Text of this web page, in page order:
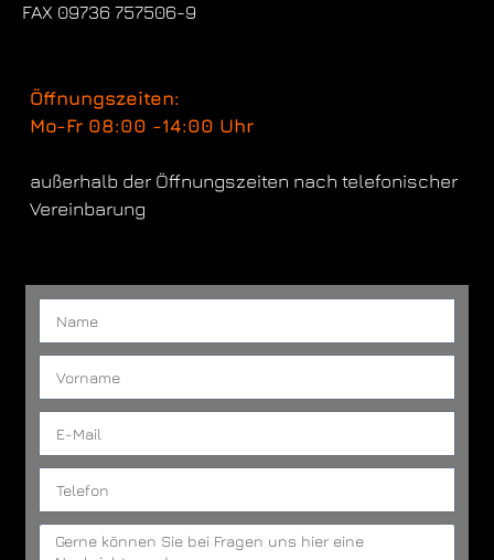
FAX 09736 757506-9
Öffnungszeiten:
Mo-Fr 08:00 -14:00 Uhr
außerhalb der Öffnungszeiten nach telefonischer
Vereinbarung